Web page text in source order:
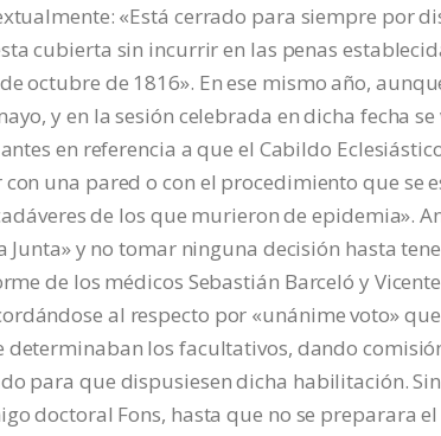
«Está cerrado para siempre por
cubierta sin incurrir en las penas
octubre de 1816». En ese mismo año,
y en la sesión celebrada en dicha fecha
en referencia a que el Cabildo
una pared o con el procedimiento que se
de los que murieron de epidemia».
y no tomar ninguna decisión hasta
de los médicos Sebastián Barceló y
al respecto por «unánime voto»
los facultativos, dando
para que dispusiesen dicha habilitación.
doctoral Fons, hasta que no se preparara